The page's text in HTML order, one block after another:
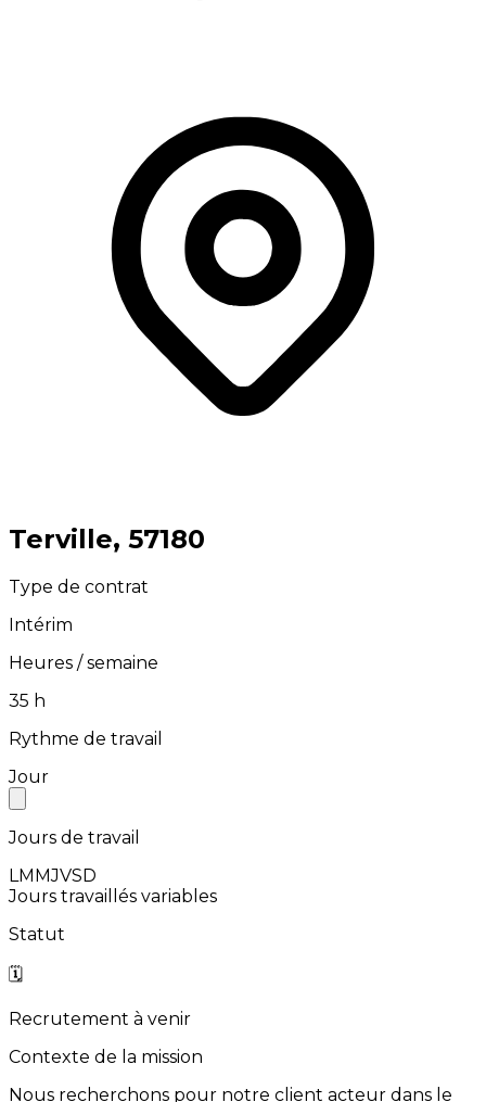
⁨Terville⁩, ⁨57180⁩
Type de contrat
Intérim
Heures / semaine
⁨35⁩ h
Rythme de travail
Jour
Jours de travail
LMMJVSD
Jours travaillés variables
Statut
🗓️
Recrutement à venir
Contexte de la mission
Nous recherchons pour notre client acteur dans le